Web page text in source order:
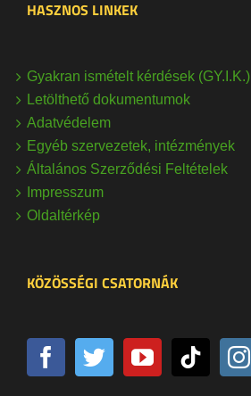
HASZNOS LINKEK
Gyakran ismételt kérdések (GY.I.K.)
Letölthető dokumentumok
Adatvédelem
Egyéb szervezetek, intézmények
Általános Szerződési Feltételek
Impresszum
Oldaltérkép
KÖZÖSSÉGI CSATORNÁK